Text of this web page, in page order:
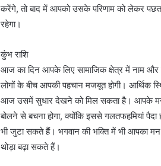
करेंगे, तो बाद में आपको उसके परिणाम को लेकर
रहेगा।
कुंभ राशि
आज का दिन आपके लिए सामाजिक क्षेत्र में नाम
लोगों के बीच आपकी पहचान मजबूत होगी। आर्थिक
आज उसमें सुधार देखने को मिल सकता है। आपके मन
बोलने से बचना होगा, क्योंकि इससे गलतफहमियां
भी जुटा सकते हैं। भगवान की भक्ति में भी आपका
थोड़ा बढ़ा सकते हैं।